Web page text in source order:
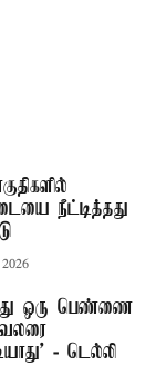
நீட்டித்தது
ஒரு பெண்ணை
- டெல்லி